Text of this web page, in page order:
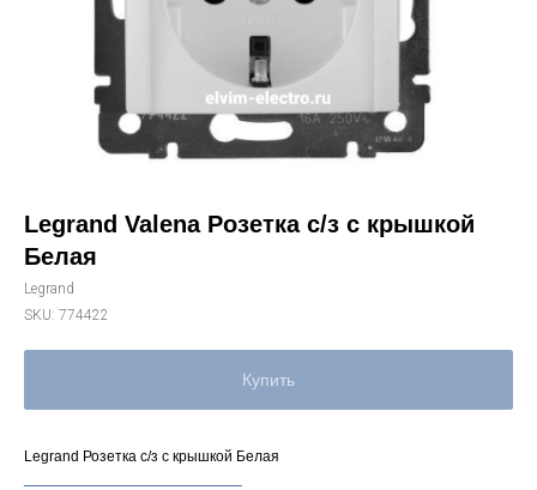
Legrand Valena Розетка с/з с крышкой
Белая
Legrand
SKU: 774422
Купить
Legrand Розетка с/з с крышкой Белая